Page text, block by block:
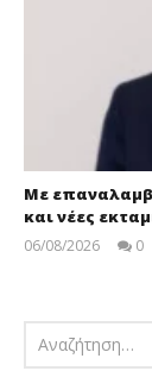
Με
και νέες
06/08/2026
0